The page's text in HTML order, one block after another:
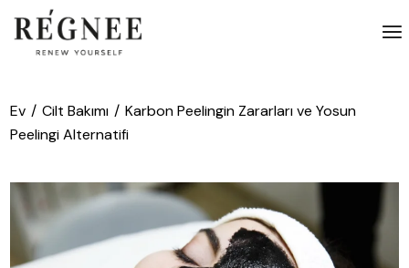
atla
Ev Cilt Bakımı
Karbon Peelingin Zararları ve Yosun
Peelingi Alternatifi